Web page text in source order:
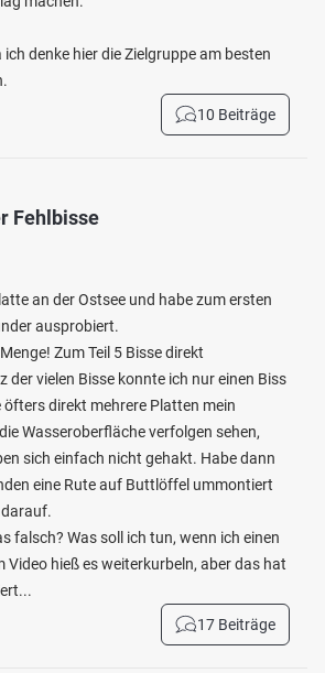
ich denke hier die Zielgruppe am besten
10 Beiträge
Fehlbisse
an der Ostsee und habe zum ersten
ausprobiert.
Zum Teil 5 Bisse direkt
der vielen Bisse konnte ich nur einen Biss
direkt mehrere Platten mein
Wasseroberfläche verfolgen sehen,
sich einfach nicht gehakt. Habe dann
eine Rute auf Buttlöffel ummontiert
falsch? Was soll ich tun, wenn ich einen
Video hieß es weiterkurbeln, aber das hat
17 Beiträge